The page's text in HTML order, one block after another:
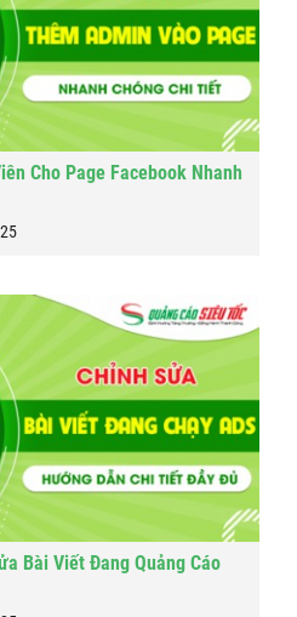
Cho Page Facebook Nhanh
Bài Viết Đang Quảng Cáo